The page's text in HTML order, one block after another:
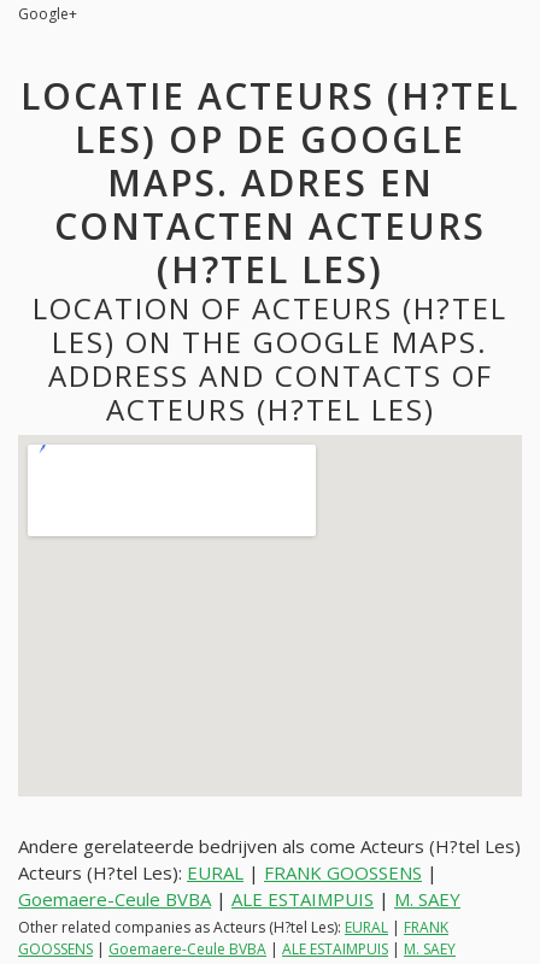
Google+
LOCATIE ACTEURS (H?TEL
LES) OP DE GOOGLE
MAPS. ADRES EN
CONTACTEN ACTEURS
(H?TEL LES)
LOCATION OF ACTEURS (H?TEL
LES) ON THE GOOGLE MAPS.
ADDRESS AND CONTACTS OF
ACTEURS (H?TEL LES)
Andere gerelateerde bedrijven als come Acteurs (H?tel Les)
Acteurs (H?tel Les): EURAL | FRANK GOOSSENS |
Goemaere-Ceule BVBA| ALE ESTAIMPUIS | M. SAEY
Other related companies as Acteurs (H?tel Les): EURAL | FRANK
GOOSSENS | Goemaere-Ceule BVBA | ALE ESTAIMPUIS | M. SAEY